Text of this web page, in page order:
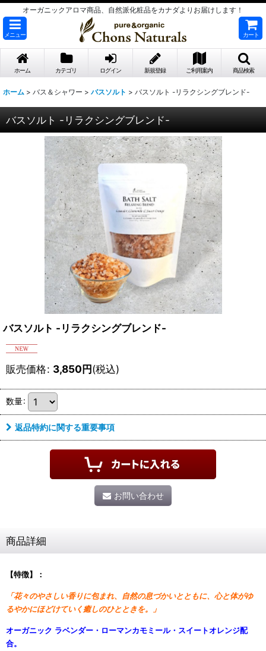
オーガニックアロマ商品、自然派化粧品をカナダよりお届けします！
メニュー カート
ホーム カテゴリ ログイン 新規登録 ご利用案内 商品検索
ホーム > バス＆シャワー > バスソルト > バスソルト -リラクシングブレンド-
バスソルト -リラクシングブレンド-
バスソルト -リラクシングブレンド-
販売価格: 3,850円(税込)
数量:
返品特約に関する重要事項
お問い合わせ
商品詳細
【特徴】：
「花々のやさしい香りに包まれ、自然の息づかいとともに、心と体がゆ
るやかにほどけていく癒しのひとときを。」
オーガニック ラベンダー・ローマンカモミール・スイートオレンジ配
合。